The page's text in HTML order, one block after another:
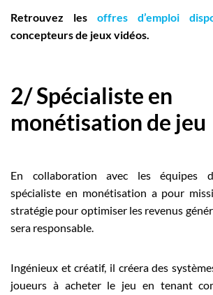
Retrouvez les offres d’emploi
concepteurs de jeux vidéos.
2/ Spécialiste en
monétisation de jeu
En collaboration avec les équipes
spécialiste en monétisation a pour
stratégie pour optimiser les revenus
sera responsable.
Ingénieux et créatif, il créera des
joueurs à acheter le jeu en tenant